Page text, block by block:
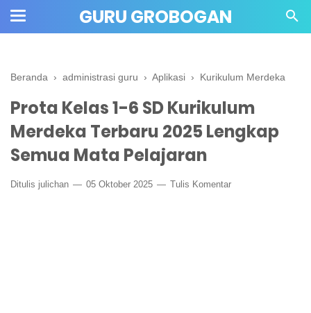
GURU GROBOGAN
Beranda › administrasi guru › Aplikasi › Kurikulum Merdeka
Prota Kelas 1-6 SD Kurikulum
Merdeka Terbaru 2025 Lengkap
Semua Mata Pelajaran
Ditulis julichan 05 Oktober 2025 Tulis Komentar